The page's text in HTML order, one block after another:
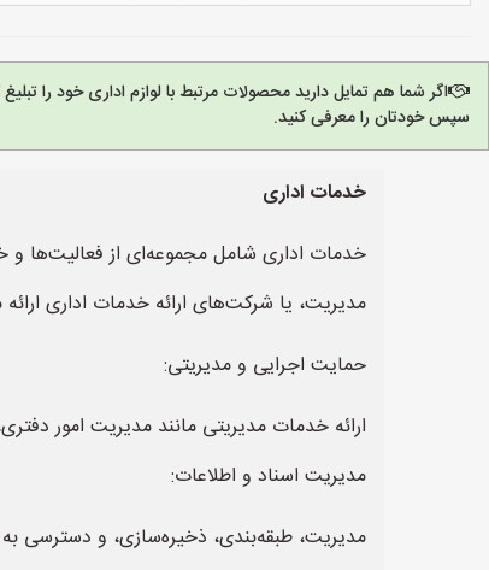
اگر شما هم تمایل دارید محصولات مرتبط با لوازم اداری خود را
سپس خودتان را معرفی کنید.
خدمات اداری
خدمات اداری شامل مجموعه‌ای از فعالیت‌ها و
مدیریت، یا شرکت‌های ارائه خدمات اداری
حمایت اجرایی و مدیریتی:
ارائه خدمات مدیریتی مانند مدیریت امور
مدیریت اسناد و اطلاعات:
مدیریت، طبقه‌بندی، ذخیره‌سازی، و دسترسی به